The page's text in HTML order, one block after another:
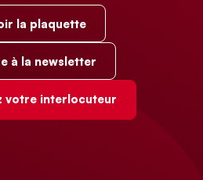
la plaquette
à la newsletter
votre interlocuteur